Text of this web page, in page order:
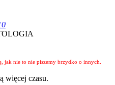
jak nie to nie piszemy brzydko o innych.
więcej czasu.